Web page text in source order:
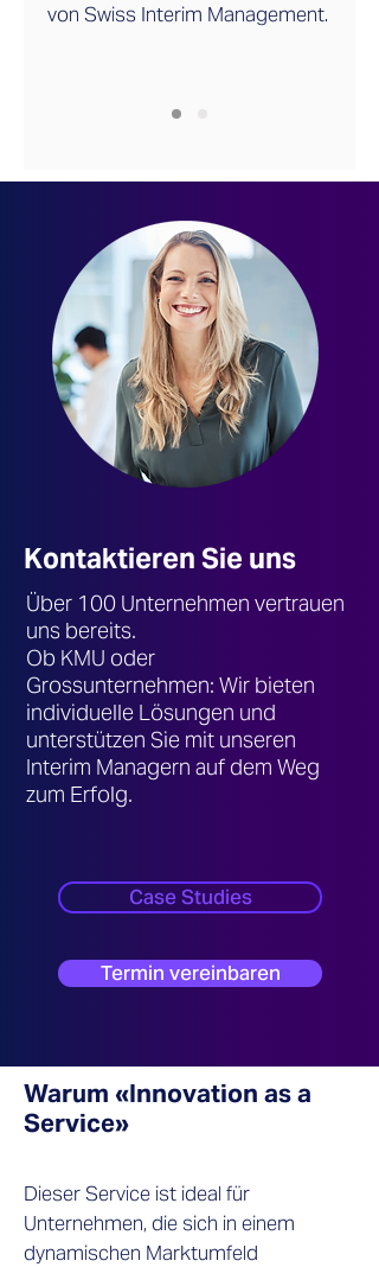
von Swiss Interim Management.
Kontaktieren Sie uns
Über 100 Unternehmen vertrauen
uns bereits.
Ob KMU oder
Grossunternehmen: Wir bieten
individuelle Lösungen und
unterstützen Sie mit unseren
Interim Managern auf dem Weg
zum Erfolg.
Case Studies
Termin vereinbaren
Warum «Innovation as a
Service»
Dieser Service ist ideal für
Unternehmen, die sich in einem
dynamischen Marktumfeld